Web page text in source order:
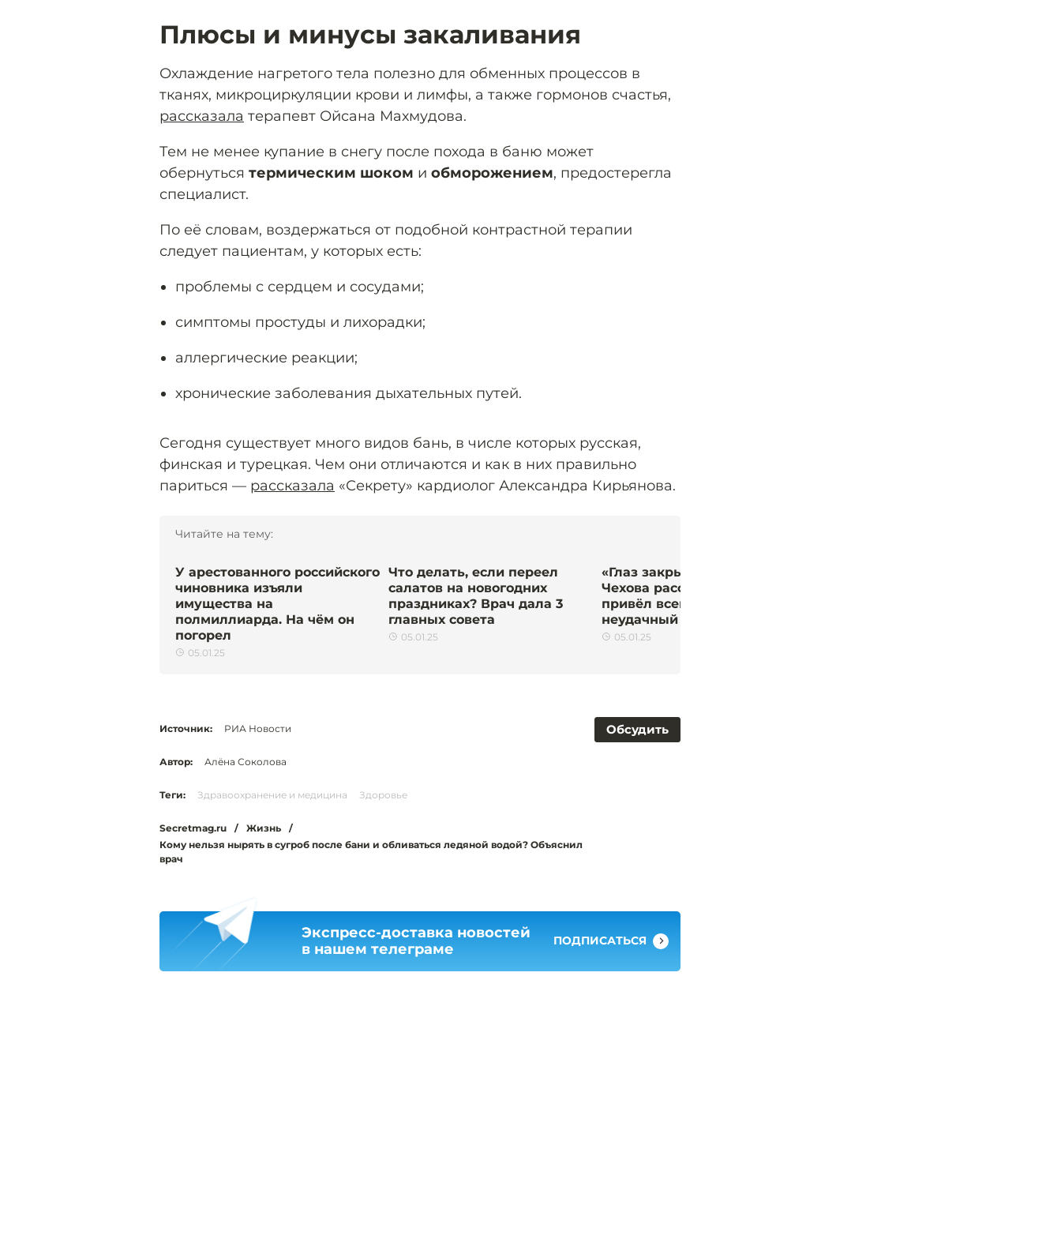
Плюсы и минусы закаливания
Охлаждение нагретого тела полезно для обменных процессов в
тканях, микроциркуляции крови и лимфы, а также гормонов счастья,
рассказала терапевт Ойсана Махмудова.
Тем не менее купание в снегу после похода в баню может
обернуться термическим шоком и обморожением, предостерегла
специалист.
По её словам, воздержаться от подобной контрастной терапии
следует пациентам, у которых есть:
проблемы с сердцем и сосудами;
симптомы простуды и лихорадки;
аллергические реакции;
хронические заболевания дыхательных путей.
Сегодня существует много видов бань, в числе которых русская,
финская и турецкая. Чем они отличаются и как в них правильно
париться — рассказала «Секрету» кардиолог Александра Кирьянова.
Читайте на тему:
У арестованного российского
чиновника изъяли
имущества на
полмиллиарда. На чём он
погорел
05.01.25
Что делать, если переел
салатов на новогодних
праздниках? Врач дала 3
главных совета
05.01.25
«Глаз закрылся». Анфиса
Чехова рассказала, к чему
привёл всего один
неудачный укол красоты
05.01.25
Обсудить
Источник: РИА Новости
Автор: Алёна Соколова
Теги: Здравоохранение и медицина Здоровье
Secretmag.ru / Жизнь
/
Кому нельзя нырять в сугроб после бани и обливаться ледяной водой? Объяснил
врач
Экспресс-доставка новостей
в нашем телеграме
ПОДПИСАТЬСЯ